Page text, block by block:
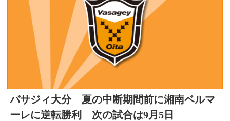
バサジィ大分 夏の中断期間前に湘南ベルマ
ーレに逆転勝利 次の試合は9月5日